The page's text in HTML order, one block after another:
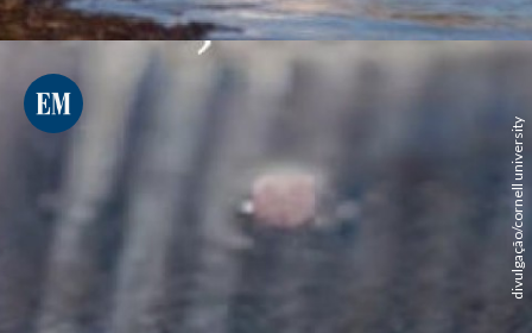
divulgação/cornell university